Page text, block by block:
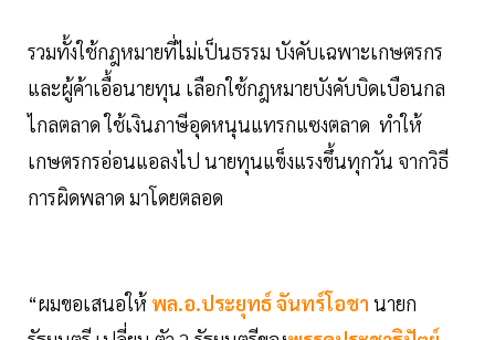
รวมทั้งใช้กฎหมายที่ไม่เป็นธรรม บังคับเฉพาะเกษตรกร
และผู้ค้าเอื้อนายทุน เลือกใช้กฎหมายบังคับบิดเบือนกล
ไกลตลาด ใช้เงินภาษีอุดหนุนแทรกแซงตลาด ทำให้
เกษตรกรอ่อนแอลงไป นายทุนแข็งแรงขึ้นทุกวัน จากวิธี
การผิดพลาด มาโดยตลอด
“ผมขอเสนอให้ พล.อ.ประยุทธ์ จันทร์โอชา นายก